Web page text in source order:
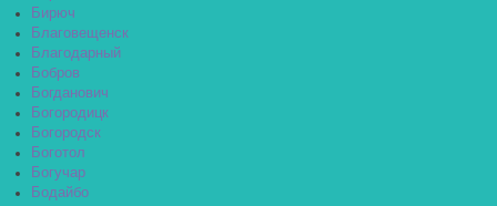
Бирюч
Благовещенск
Благодарный
Бобров
Богданович
Богородицк
Богородск
Боготол
Богучар
Бодайбо